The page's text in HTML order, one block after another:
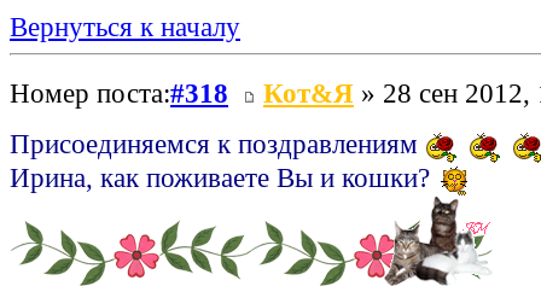
Вернуться к началу
Номер поста:#318 Кот&Я » 28 сен 2012,
Присоединяемся к поздравлениям
Ирина, как поживаете Вы и кошки?